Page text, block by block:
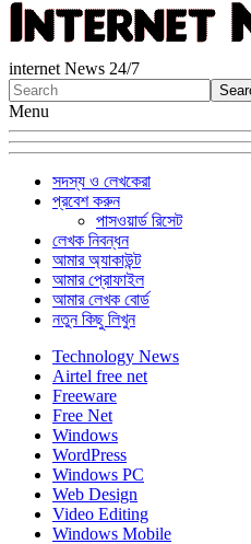
internet News 24/7
Menu
সদস্য ও লেখকেরা
প্রবেশ করুন
পাসওয়ার্ড রিসেট
লেখক নিবন্ধন
আমার অ্যাকাউন্ট
আমার প্রোফাইল
আমার লেখক বোর্ড
নতুন কিছু লিখুন
Technology News
Airtel free net
Freeware
Free Net
Windows
WordPress
Windows PC
Web Design
Video Editing
Windows Mobile